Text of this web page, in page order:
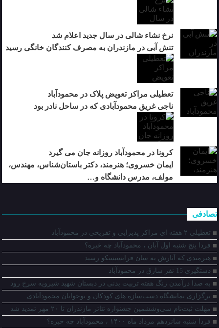
نرخ نشاء شالی در سال جدید اعلام شد
تنش آبی در مازندران به مصرف كنندگان خانگی رسيد
تعطیلی مراکز تعویض پلاک در محمودآباد
ناجی غریق محمودآبادی که در ساحل نادر بود
کرونا در محمودآباد روزانه جان می گیرد
ایمان خسروی؛ هنرمند، دکتر باستان‌شناس، مهندس،
مولف، مدرس دانشگاه و…
تصادفی
تعطیلی ۲ هفته ای مراکز پذیرایی و تفریحی در محمودآباد
فردا پنج شنبه اول آبان ، محمودآباد چه خبره؟
هنرمندی که آثارش به سان فرانسیسکو رسید
دستگیری 15 نفر سارق در محمودآباد
به صدا درآمدن زنگ هفته تربیت بدنی در دبستان شهید شیرویه سرخ رود
برگزاری نمایشگاه دست‌سازه های کودکان و نوجوانان محمودآبادی
مهلت ثبت‌نام سی‌وششمین جشنواره تئاتر مازندران تا ۲۰ مهر تمدید شد
فردا شنبه شانزدهم مرداد ماه ۱۴۰۰ ، محمودآباد چه خبره؟